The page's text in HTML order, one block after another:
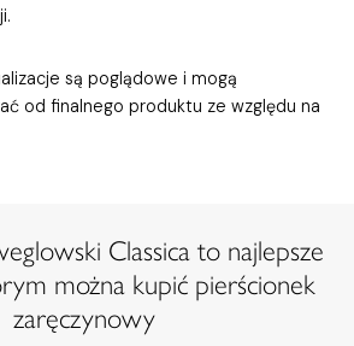
są poglądowe i mogą
od finalnego produktu ze względu na
Classica to najlepsze
można kupić pierścionek
zaręczynowy